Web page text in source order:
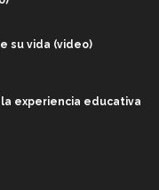
su vida (video)
experiencia educativa